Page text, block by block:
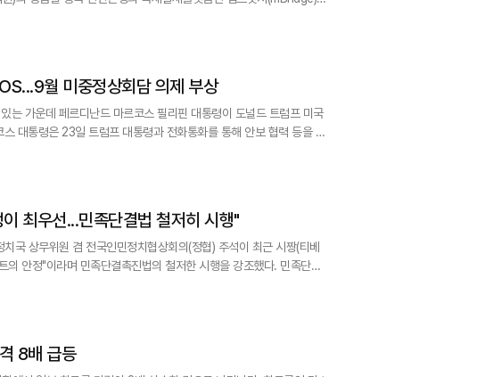
번달에는 이보다 더 큰 규모의 금액이 해외에서 중국은행 푸젠지점
월 미중정상회담 의제 부상
는 가운데 페르디난드 마르코스 필리핀 대통령이 도널드 트럼프 미국
24일 전했다. 대통령실에 따르면 마르코스 대통령은 오는 9월 미국
최우선...민족단결법 철저히 시행"
국 상무위원 겸 전국인민정치협상회의(정협) 주석이 최근 시짱(티베
정"이라며 민족단결촉진법의 철저한 시행을 강조했다. 민족단결
강화하는 내용을 법률로 제도화한 것으로, 이달부터 시행에 돌입했
8배 급등